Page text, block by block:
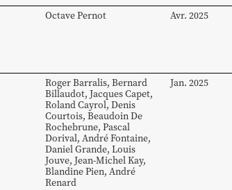
OctavePernot Avr. 2025
RogerBarralis, Bernard
Billaudot, JacquesCapet,
RolandCayrol, Denis
Courtois, BeaudoinDe
Rochebrune, Pascal
Dorival, AndréFontaine,
DanielGrande, Louis
Jouve, Jean-MichelKay,
BlandinePien, André
Renard
Jan. 2025